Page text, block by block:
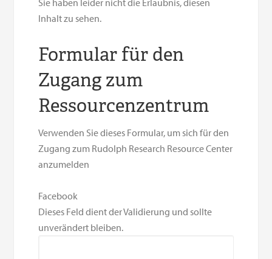
Inhalt zu sehen.
Formular für den
Zugang zum
Ressourcenzentrum
Verwenden Sie dieses Formular, um sich für den
Zugang zum Rudolph Research Resource Center
anzumelden
Facebook
Dieses Feld dient der Validierung und sollte
unverändert bleiben.